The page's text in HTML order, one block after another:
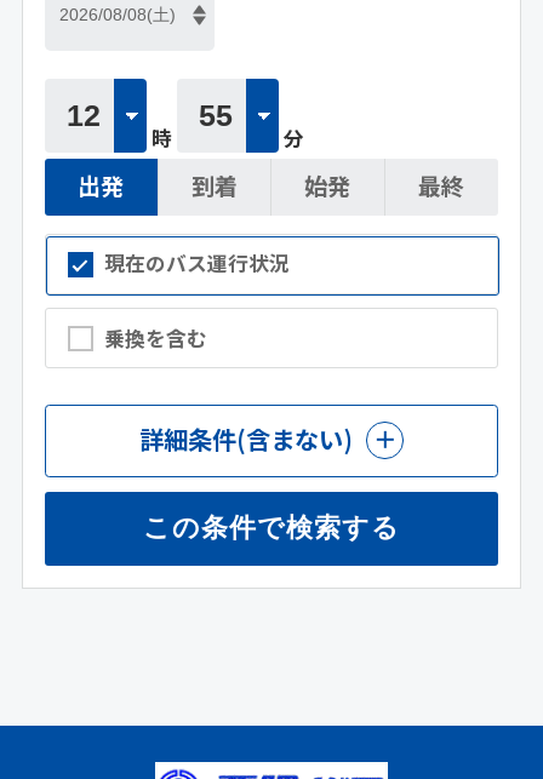
時 分
出発 到着 始発 最終
現在のバス運行状況
乗換を含む
詳細条件(含まない)
この条件で検索する